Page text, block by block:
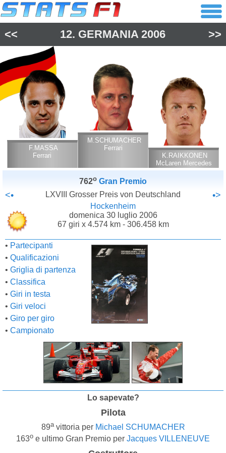
<< 12. GERMANIA 2006 >>
F.MASSA
Ferrari
M.SCHUMACHER
Ferrari
K.RAIKKONEN
McLaren Mercedes
762o Gran Premio
<• LXVIII Grosser Preis von Deutschland •>
Hockenheim
domenica 30 luglio 2006
67 giri x 4.574 km - 306.458 km
• Partecipanti
• Qualificazioni
• Griglia di partenza
• Classifica
• Giri in testa
• Giri veloci
• Giro per giro
• Campionato
Lo sapevate?
Pilota
89avittoria per Michael SCHUMACHER
163o e ultimo Gran Premio per Jacques VILLENEUVE